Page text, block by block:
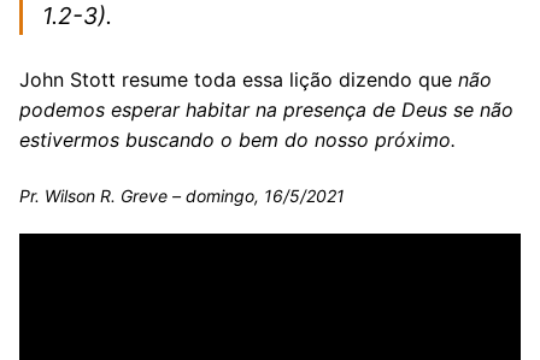
1.2-3).
John Stott resume toda essa lição dizendo que não
podemos esperar habitar na presença de Deus se não
estivermos buscando o bem do nosso próximo.
Pr. Wilson R. Greve – domingo, 16/5/2021